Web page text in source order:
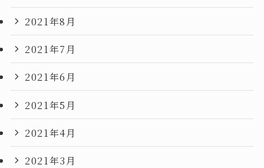
2021年8月
2021年7月
2021年6月
2021年5月
2021年4月
2021年3月